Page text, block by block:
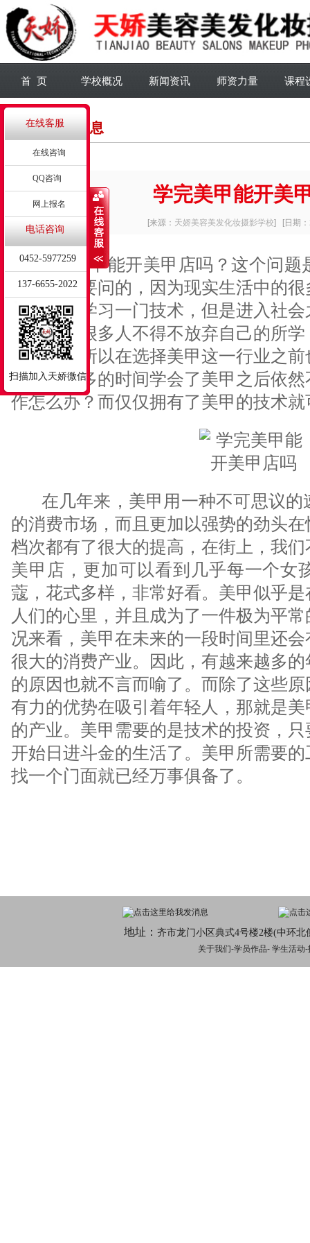
首 页 学校概况 新闻资讯 师资力量 课程
详细信息
学完美甲能开美
[来源： 天娇美容美发化妆摄影学校] [日期
学完美甲能开美甲店吗？这个问题
的人们想要问的，因为现实生活中的
的时间来学习一门技术，但是进入社
作，更有很多人不得不放弃自己的所
的工作，所以在选择美甲这一行业之
们花了很多的时间学会了美甲之后依
作怎么办？而仅仅拥有了美甲的技术
在几年来，美甲用一种不可思议的
的消费市场，而且更加以强势的劲头
档次都有了很大的提高，在街上，我
美甲店，更加可以看到几乎每一个女
蔻，花式多样，非常好看。美甲似乎
人们的心里，并且成为了一件极为平
况来看，美甲在未来的一段时间里还
很大的消费产业。因此，有越来越多
的原因也就不言而喻了。而除了这些
有力的优势在吸引着年轻人，那就是
的产业。美甲需要的是技术的投资，
开始日进斗金的生活了。美甲所需要
找一个门面就已经万事俱备了。
地址： 齐市龙门小区典式4号楼2楼(中环
关于我们-学员作品- 学生活动-
在线客服
在线咨询
QQ咨询
网上报名
电话咨询
0452-5977259
137-6655-2022
扫描加入天娇微信